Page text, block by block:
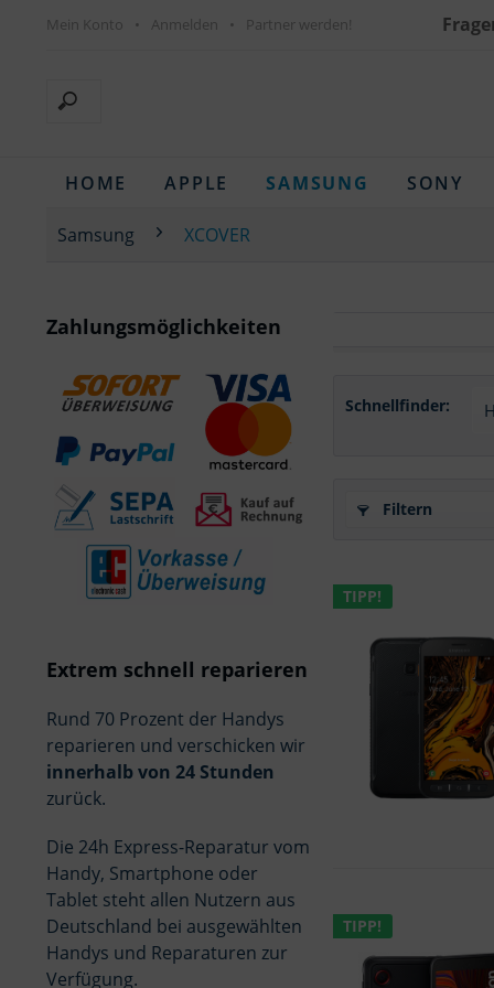
Mein Konto Anmelden Partner werden!
HOME APPLE SAMSUNG SONY
Samsung XCOVER
Zahlungsmöglichkeiten
Extrem schnell reparieren
Rund 70 Prozent der Handys
reparieren und verschicken wir
innerhalb von 24 Stunden
zurück.
Die 24h Express-Reparatur vom
Handy, Smartphone oder
Tablet steht allen Nutzern aus
Deutschland bei ausgewählten
Handys und Reparaturen zur
Verfügung.
Schnellfinder:
Filtern
TIPP!
TIPP!